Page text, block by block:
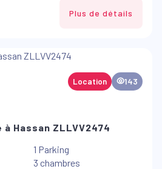
Plus de détails
Location 143
Hassan ZLLVV2474
1 Parking
3 chambres